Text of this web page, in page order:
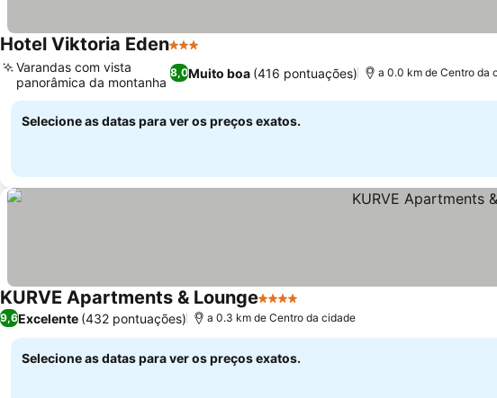
Hotel Viktoria Eden3 Estrelas
8,0Muito boa (416 pontuações)
Varandas com vista
panorâmica da montanha
a 0.0 km de Centro da
Selecione as datas para ver os preços exatos.
KURVE Apartments & Lounge4 Estrelas
9,6Excelente (432 pontuações) a 0.3 km de Centro da cidade
Selecione as datas para ver os preços exatos.